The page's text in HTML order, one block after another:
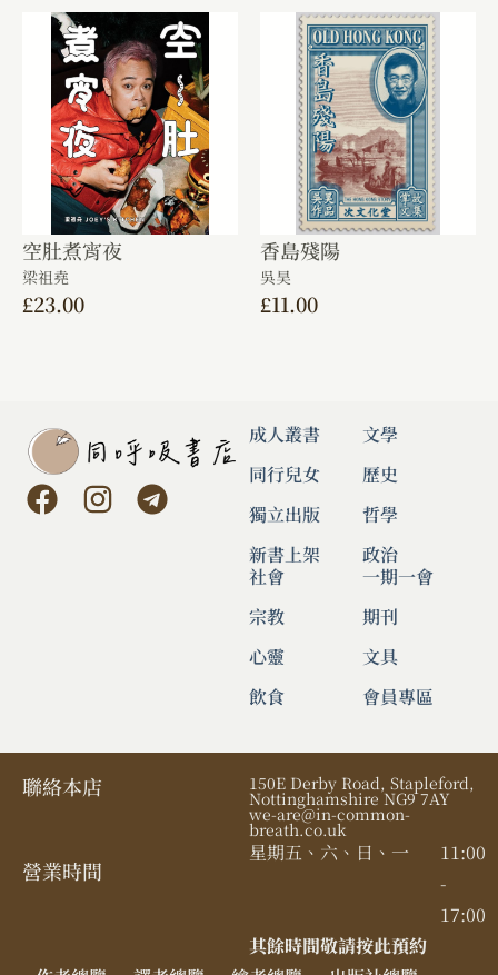
空肚煮宵夜
梁祖堯
£23.00
香島殘陽
吳昊
£11.00
成人叢書
同行兒女
獨立出版
新書上架
文學
歷史
哲學
政治
社會
宗教
心靈
飲食
一期一會
期刊
文具
會員專區
聯絡本店 150E Derby Road, Stapleford,
Nottinghamshire NG9 7AY
we-are@in-common-
breath.co.uk
營業時間​
星期五、六、日、一
11:00
-
17:00
其餘時間敬請按此預約